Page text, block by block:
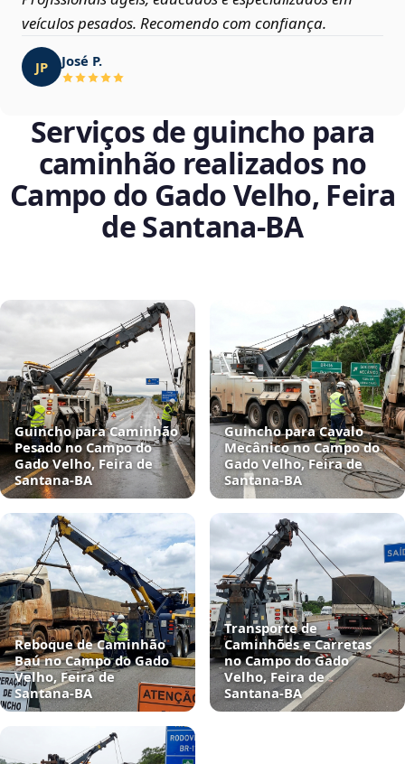
veículos pesados. Recomendo com confiança.
JP José P.
Serviços de guincho para
caminhão realizados no
Campo do Gado Velho, Feira
de Santana‑BA
Guincho para Caminhão
Pesado no Campo do
Gado Velho, Feira de
Santana‑BA
Guincho para Cavalo
Mecânico no Campo do
Gado Velho, Feira de
Santana‑BA
Reboque de Caminhão
Baú no Campo do Gado
Velho, Feira de
Santana‑BA
Transporte de
Caminhões e Carretas
no Campo do Gado
Velho, Feira de
Santana‑BA